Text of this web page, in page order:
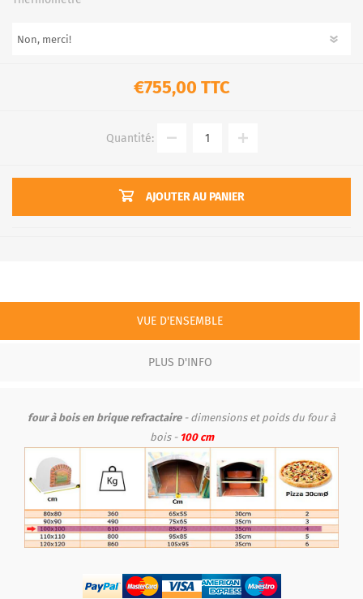
€755,00 TTC
Quantité:
AJOUTER AU PANIER
VUE D'ENSEMBLE
PLUS D'INFO
four à bois en brique refractaire- dimensions et poids du four à
bois -100 cm